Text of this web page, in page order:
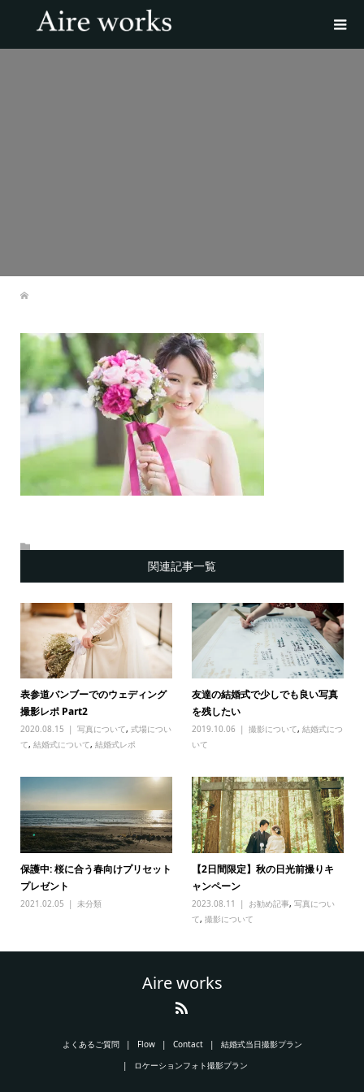
関連記事一覧
表参道バンブーでのウェディング
撮影レポ Part2
2020.08.15 写真について, 式場につい
て, 結婚式について, 結婚式レポ
友達の結婚式で少しでも良い写真
を残したい
2019.10.06 撮影について,結婚式につ
いて
保護中: 桜に合う春向けプリセット
プレゼント
2021.02.05 未分類
【2日間限定】秋の日光前撮りキ
ャンペーン
2023.08.11 お勧め記事,写真につい
て,撮影について
Aire works
よくあるご質問 Flow Contact
結婚式当日撮影プラン
ロケーションフォト撮影プラン